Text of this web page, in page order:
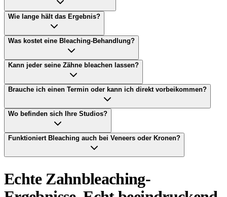
Wie lange hält das Ergebnis?
Was kostet eine Bleaching-Behandlung?
Kann jeder seine Zähne bleachen lassen?
Brauche ich einen Termin oder kann ich direkt vorbeikommen?
Wo befinden sich Ihre Studios?
Funktioniert Bleaching auch bei Veneers oder Kronen?
Echte Zahnbleaching-